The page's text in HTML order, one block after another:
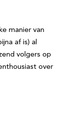
manier van
af is) al
volgers op
over